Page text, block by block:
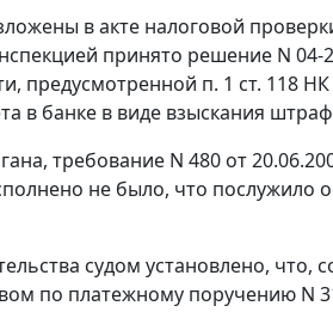
в акте налоговой
принято решение N
предусмотренной п. 1 ст. 118 НК
в банке в виде взыскания
требование N 480 от
не было, что
судом установлено,
по платежному поручению N